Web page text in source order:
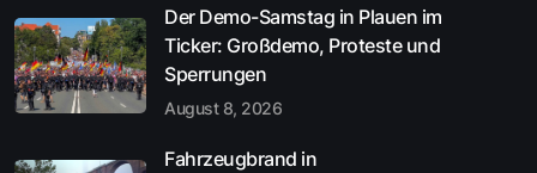
Der Demo-Samstag in Plauen im
Ticker: Großdemo, Proteste und
Sperrungen
August 8, 2026
Fahrzeugbrand in